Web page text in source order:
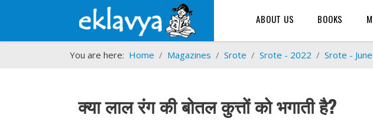
ABOUT US BOOKS
You are here: Home Magazines Srote Srote - 2022 Srote -
क्या लाल रंग की बोतल कुत्तों को भगाती है?